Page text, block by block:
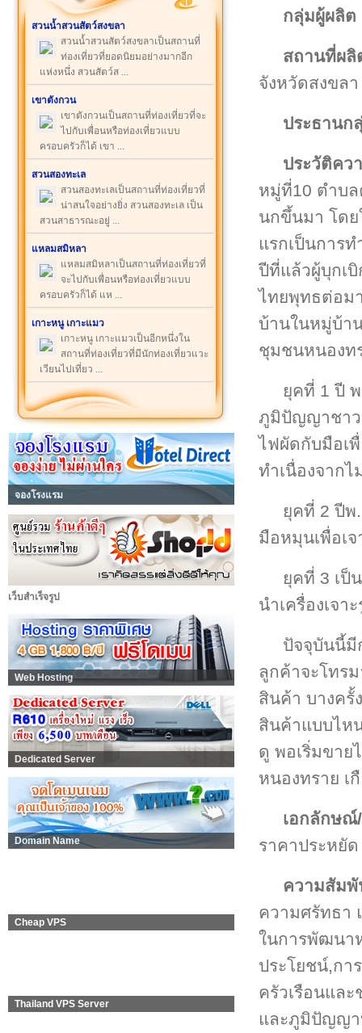
สวนน้ำสวนสัตว์สงขลา
สวนน้ำสวนสัตว์สงขลาเป็นสถานที่
ท่องเที่ยวที่ยอดนิยมอย่างมากอีก
แห่งหนึ่ง สวนสัตว์ส ...
เขาตังกวน
เขาตังกวนเป็นสถานที่ท่องเที่ยวที่จะ
ไปกับเพื่อนหรือท่องเที่ยวแบบ
ครอบครัวก็ได้ เขา ...
สวนสองทะเล
สวนสองทะเลเป็นสถานที่ท่องเที่ยวที่
น่าสนใจอย่างยิ่ง สวนสองทะเล เป็น
สวนสาธารณะอยู่ ...
แหลมสมิหลา
แหลมสมิหลาเป็นสถานที่ท่องเที่ยวที่
จะไปกับเพื่อนหรือท่องเที่ยวแบบ
ครอบครัวก็ได้ แห ...
เกาะหนู เกาะแมว
เกาะหนู เกาะแมวเป็นอีกหนึ่งใน
สถานที่ท่องเที่ยวที่มีนักท่องเที่ยวแวะ
เวียนไปเที่ยว ...
จองโรงแรม
เว็บสำเร็จรูป
Web Hosting
Dedicated Server
Domain Name
Cheap VPS
Thailand VPS Server
กลุ่มผู้ผลิต
สถานที่ผลิ
จังหวัดสงขล
ประธานก
ประวัติคว
หมู่ที่10 ตำบล
นกขึ้นมา โดย
แรกเป็นการท
ปีที่แล้วผู้บุกเ
ไทยพุทธต่อม
บ้านในหมู่บ้า
ชุมชนหนองท
ยุคที่ 1 ปี
ภูมิปัญญาชาว
ไฟผัดกับมือเพื่
ทำเนื่องจากไ
ยุคที่ 2 ปีพ
มือหมุนเพื่อเจ
ยุคที่ 3 เป็
นำเครื่องเจ
ปัจจุบันนี้มี
ลูกค้าจะโทร
สินค้า บางครั้
สินค้าแบบไห
ดู พอเริ่มขาย
หนองทราย เ
เอกลักษ
ราคาประหยัด
ความสัม
ความศรัทธา
ในการพัฒนา
ประโยชน์,กา
ครัวเรือนแล
และภูมิปัญญา